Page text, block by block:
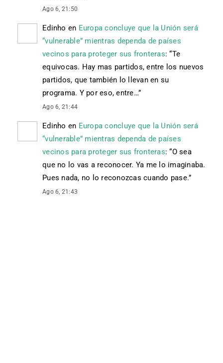
Ago 6, 21:50
Edinho en Europa concluye que la Unión será
“vulnerable” mientras dependa de países
vecinos para proteger sus fronteras: “Te
equivocas. Hay mas partidos, entre los nuevos
partidos, que también lo llevan en su
programa. Y por eso, entre…”
Ago 6, 21:44
Edinho en Europa concluye que la Unión será
“vulnerable” mientras dependa de países
vecinos para proteger sus fronteras: “O sea
que no lo vas a reconocer. Ya me lo imaginaba.
Pues nada, no lo reconozcas cuando pase.”
Ago 6, 21:43